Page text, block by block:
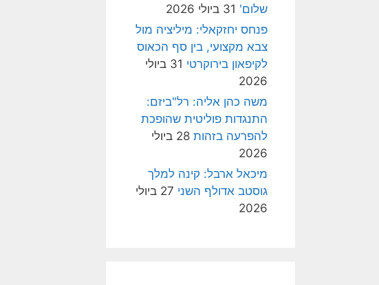
שלום' 31 ביולי 2026
פנחס יחזקאלי: מיליציה מול
צבא מקצועי, בין סף הכאוס
לקיפאון בירוקרטי
31 ביולי
2026
משה כהן אליה: רל"ביזם:
התנגדות פוליטית שהופכת
להפרעה בזהות
28 ביולי
2026
מיכאל ארבל: קינה למלך
גוסטב אדולף השני
27 ביולי
2026